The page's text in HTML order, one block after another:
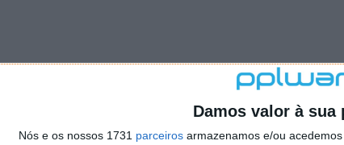
Damos valor à sua
Nós e os nossos 1731 parceiros armazenamos e/ou